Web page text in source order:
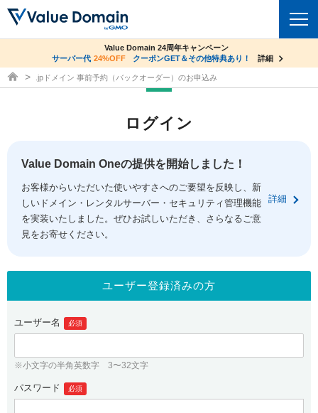
ドメイントップ
ドメイン移管
ドメイン価格一覧
ドメイン一括検索
.jpドメインオークション
gTLDオークション NEW!
.jpドメインバックオーダー
プレミアムドメイン
人気ドメインの種類
コアサーバー
バリューサーバー
XREA
セキュリティトップ
Value Domain ネットde診断
SSL証明書
サービストップ
お得意様割引
紹介制度
バリュードメインAPI
ドメイン・ホスティングOEM
facebook
ログイン
従来のバリュードメインをご利用希望の方
ユーザー登録
co.jpドメイン✕コアサーバーV2ビジネス応援キャンペーン
サーバー料金1年間無料
詳細
Value Domain 24周年キャンペーン
サーバー代 24%OFF クーポンGET＆その他特典あり！ 詳細
ドメイン取得ならバリュードメイン
.jpドメイン 事前予約（バックオーダー）のお申込み
ログイン
Value Domain Oneの提供を開始しました！
お客様からいただいた使いやすさへのご要望を反映し、新
しいドメイン・レンタルサーバー・セキュリティ管理機能
を実装いたしました。ぜひお試しいただき、さらなるご意
見をお寄せください。
詳細
ユーザー登録済みの方
ユーザー名 必須
※小文字の半角英数字 3〜32文字
パスワード 必須